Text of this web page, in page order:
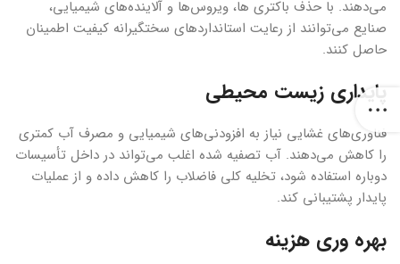
می‌دهند. با حذف باکتری ها، ویروس‌ها و آلاینده‌های شیمیایی،
صنایع می‌توانند از رعایت استانداردهای سختگیرانه کیفیت اطمینان
حاصل کنند.
پایداری زیست محیطی
فناوری‌های غشایی نیاز به افزودنی‌های شیمیایی و مصرف آب کمتری
را کاهش می‌دهند. آب تصفیه شده اغلب می‌تواند در داخل تأسیسات
دوباره استفاده شود، تخلیه کلی فاضلاب را کاهش داده و از عملیات
پایدار پشتیبانی کند.
بهره وری هزینه